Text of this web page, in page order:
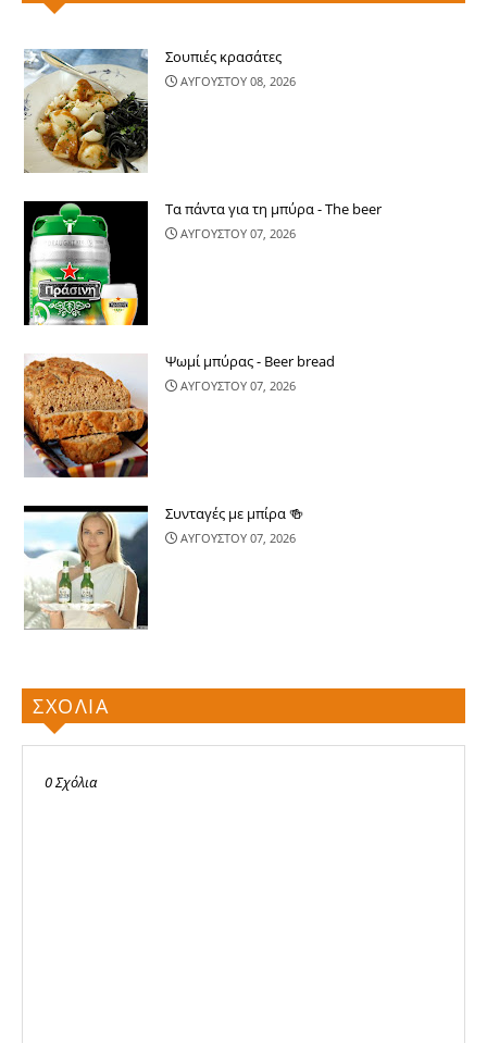
Σουπιές κρασάτες
ΑΥΓΟΥΣΤΟΥ 08, 2026
Τα πάντα για τη μπύρα - The beer
ΑΥΓΟΥΣΤΟΥ 07, 2026
Ψωμί μπύρας - Beer bread
ΑΥΓΟΥΣΤΟΥ 07, 2026
Συνταγές με μπίρα 🍻
ΑΥΓΟΥΣΤΟΥ 07, 2026
ΣΧΟΛΙΑ
0 Σχόλια